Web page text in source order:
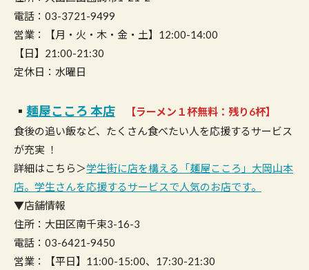
電話：03-3721-9499
営業：【月・火・木・金・土】12:00-14:00
【日】21:00-21:30
定休日：水曜日
▪︎ 麺屋こころ 本店
【ラーメン１杯無料：残り6杯】
食後の追い飯など、たくさん食べたい人を応援するサービス
が充実 ！
詳細はこちら＞学生街に店を構える「麺屋こころ」大岡山本
店。学生さんを応援するサービスで人気のお店です。
▼店舗情報
住所：大田区南千束3-16-3
電話：03-6421-9450
営業：【平日】11:00-15:00、17:30-21:30